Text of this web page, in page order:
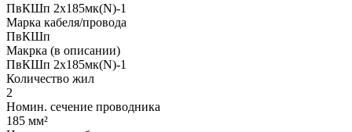
ПвКШп 2x185мк(N)-1
Марка кабеля/провода
ПвКШп
Макрка (в описании)
ПвКШп 2x185мк(N)-1
Количество жил
2
Номин. сечение проводника
185 мм²